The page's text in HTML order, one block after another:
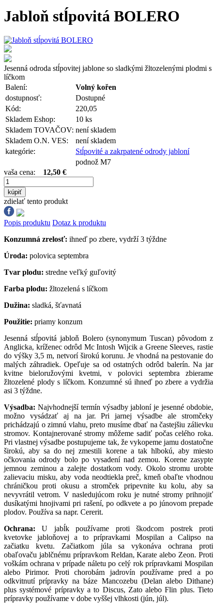
Jabloň stĺpovitá BOLERO
Jesenná odroda stĺpovitej jablone so sladkými žltozelenými plodmi s
líčkom
Balení:
Volný kořen
dostupnosť:
Dostupné
Kód:
220,05
Skladem Eshop:
10 ks
Skladem TOVAČOV: není skladem
Skladem O.N. VES:
není skladem
kategórie:
Stĺpovité a zakrpatené odrody jabloní
podnož M7
vaša cena: 12,50 €
kúpiť
zdielať tento produkt
Popis produktu Dotaz k produktu
Konzumná zrelosť: ihneď po zbere, vydrží 3 týždne
Úroda: polovica septembra
Tvar plodu: stredne veľký guľovitý
Farba plodu: žltozelená s líčkom
Dužina: sladká, šťavnatá
Použitie: priamy konzum
Jesenná stĺpovitá jabloň Bolero (synonymum Tuscan) pôvodom z
Anglicka, kríženec odrôd Mc Intosh Wijcik a Greene Sleeves, rastie
do výšky 3,5 m, netvorí širokú korunu. Je vhodná na pestovanie do
malých záhradiek. Opeľuje sa od ostatných odrôd balerín. Na jar
kvitne bieloružovými kvetmi, v polovici septembra zbierame
žltozelené plody s líčkom. Konzumné sú ihneď po zbere a vydržia
asi 3 týždne.
Výsadba: Najvhodnejší termín výsadby jabloní je jesenné obdobie,
možno vysádzať aj na jar. Pri jarnej výsadbe ale stromčeky
prichádzajú o zimnú vlahu, preto musíme dbať na častejšiu zálievku
stromov. Kontajnerované stromy môžeme sadiť počas celého roka.
Pri vlastnej výsadbe postupujeme tak, že vykopeme jamu dostatočne
širokú, aby sa do nej zmestili korene a tak hlbokú, aby miesto
očkovania odrody bolo po vysadení nad zemou. Korene zasypte
jemnou zeminou a zalejte dostatkom vody. Okolo stromu urobte
zalievaciu misku, aby voda neodtiekla preč, kmeň obaľte vhodnou
chráničkou proti okusu a stromček pripevnite ku kolu, aby sa
nevyvrátil vetrom. V nasledujúcom roku je nutné stromy prihnojiť
dusíkatými hnojivami pri rašení, po odkvete a po júnovom prepade
plodov. Používa sa napr. Cererit.
Ochrana: U jabĺk používame proti škodcom postrek proti
kvetovke jabloňovej a to prípravkami Mospilan a Calipso na
začiatku kvetu. Začiatkom júla sa vykonáva ochrana proti
obaľovaču jablčnému prípravkom Reldan, Karate alebo Zeon. Proti
voškám ochrana v prípade náletu po celý rok prípravkami Mospilan
alebo Pirimor. Proti chorobám jadrovín používame pred a po
odkvitnutí prípravky na báze Mancozebu (Delan alebo Dithane)
plus systémové prípravky a to Discus, Zato alebo Flin plus. Tieto
prípravky používame v dobe vyššej vlhkosti (jún, júl).